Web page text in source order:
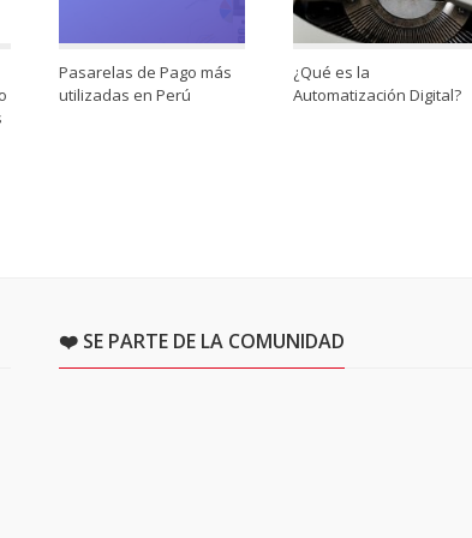
Pasarelas de Pago más
utilizadas en Perú
¿Qué es la
Automatización Digital?
❤️ SE PARTE DE LA COMUNIDAD